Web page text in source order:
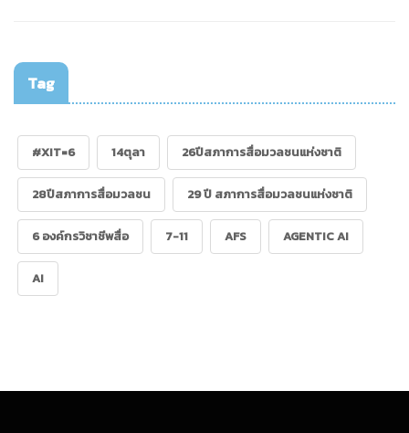
Tag
#XIT=6 14ตุลา 26ปีสภาการสื่อมวลชนแห่งชาติ
28ปีสภาการสื่อมวลชน 29 ปี สภาการสื่อมวลชนแห่งชาติ
6 องค์กรวิชาชีพสื่อ 7-11 AFS AGENTIC AI
AI